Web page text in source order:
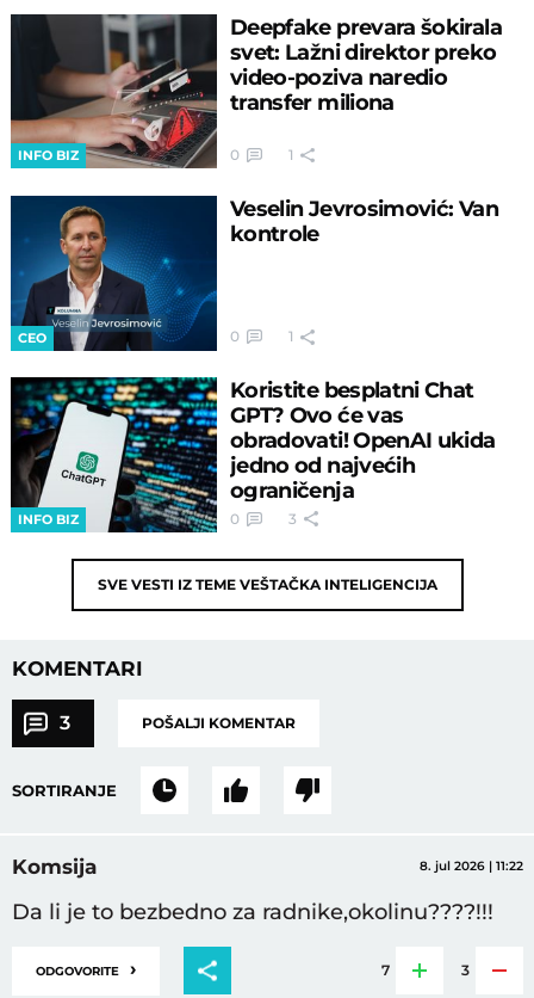
INFO BIZ
Deepfake prevara šokirala
svet: Lažni direktor preko
video-poziva naredio
transfer miliona
0 1
CEO
Veselin Jevrosimović: Van
kontrole
0 1
INFO BIZ
Koristite besplatni Chat
GPT? Ovo će vas
obradovati! OpenAI ukida
jedno od najvećih
ograničenja
0 3
SVE VESTI IZ TEME VEŠTAČKA INTELIGENCIJA
KOMENTARI
3 POŠALJI KOMENTAR
SORTIRANJE
Komsija 8. jul 2026 | 11:22
Da li je to bezbedno za radnike,okolinu????!!!
ODGOVORITE › 7 3